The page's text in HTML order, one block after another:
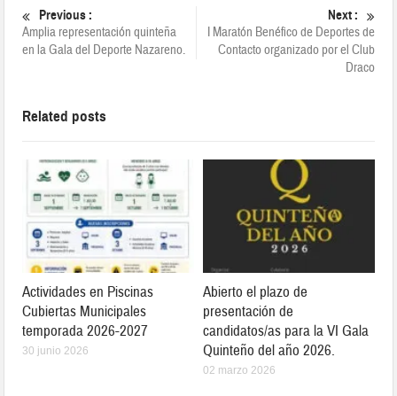
Previous :
Amplia representación quinteña
en la Gala del Deporte Nazareno.
Next :
I Maratón Benéfico de Deportes de
Contacto organizado por el Club
Draco
Related posts
Actividades en Piscinas
Cubiertas Municipales
temporada 2026-2027
30 junio 2026
Abierto el plazo de
presentación de
candidatos/as para la VI Gala
Quinteño del año 2026.
02 marzo 2026